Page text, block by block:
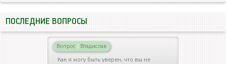
ПОСЛЕДНИЕ ВОПРОСЫ
Вопрос | Владислав
Как я могу быть уверен, что вы не